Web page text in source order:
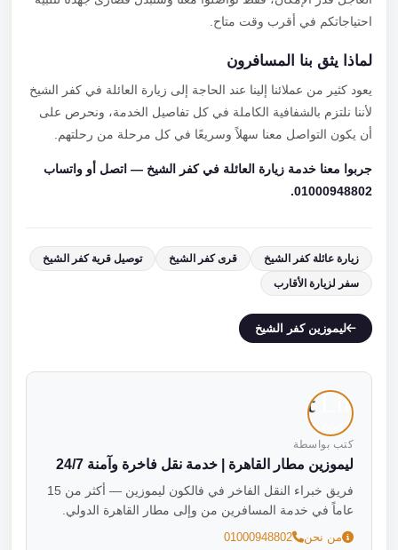
احتياجاتكم في أقرب وقت متاح.
لماذا يثق بنا المسافرون
يعود كثير من عملائنا إلينا عند الحاجة إلى زيارة العائلة في كفر الشيخ
لأننا نلتزم بالشفافية الكاملة في كل تفاصيل الخدمة، ونحرص على
أن يكون التواصل معنا سهلاً وسريعًا في كل مرحلة من رحلتهم.
جربوا معنا خدمة زيارة العائلة في كفر الشيخ — اتصل أو واتساب
01000948802.
زيارة عائلة كفر الشيخ قرى كفر الشيخ
توصيل قرية كفر الشيخ
سفر لزيارة الأقارب
ليموزين كفر الشيخ
كتب بواسطة
ليموزين مطار القاهرة | خدمة نقل فاخرة وآمنة 24/7
فريق خبراء النقل الفاخر في فالكون ليموزين — أكثر من 15
عاماً في خدمة المسافرين من وإلى مطار القاهرة الدولي.
من نحن 01000948802